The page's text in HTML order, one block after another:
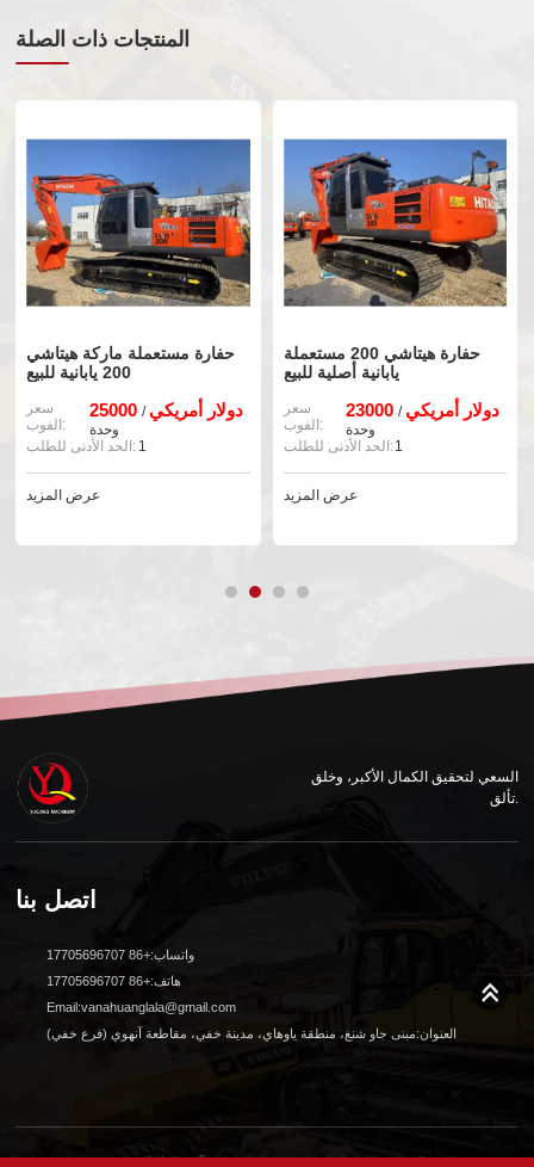
المنتجات ذات الصلة
حفارة مستعملة ماركة هيتاشي
200 يابانية للبيع
سعر
الفوب:
25000 دولار أمريكي /
وحدة
الحد الأدنى للطلب: 1
عرض المزيد
حفارة هيتاشي 200 مستعملة
يابانية أصلية للبيع
سعر
الفوب:
23000 دولار أمريكي /
وحدة
الحد الأدنى للطلب:1
عرض المزيد
السعي لتحقيق الكمال الأكبر، وخلق
تألق.
اتصل بنا
واتساب:+86 17705696707
هاتف:+86 17705696707
Email:vanahuanglala@gmail.com
العنوان:مبنى جاو شنغ، منطقة ياوهاي، مدينة خفي، مقاطعة آنهوي (فرع خفي)
© 2024 جميع الحقوق محفوظة لشركة شنغهاي يوكيانغ لآلات البناء المحدودة. تصميم